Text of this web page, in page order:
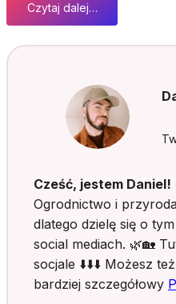
ó
n
ę
d
o
m
Czytaj dalej…
k
z
c
h
p
r
a
c
Cześć, jestem Daniel!
Ogrodnictwo i
dlatego dzielę się o
social mediach. 🌿🏡
socjale ⬇️⬇️⬇️ Możesz
bardziej szczegółowy